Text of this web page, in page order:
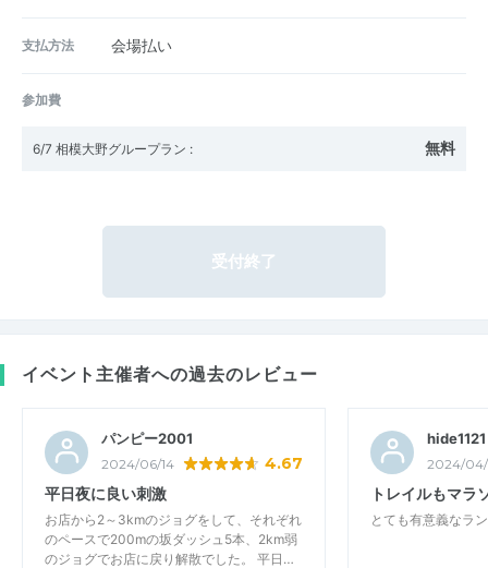
支払方法 会場払い
参加費
6/7 相模大野グループラン : 無料
受付終了
イベント主催者への過去のレビュー
パンピー2001
2024/06/14 4.67
平日夜に良い刺激
お店から2～3kmのジョグをして、それぞれ
のペースで200mの坂ダッシュ5本、2km弱
のジョグでお店に戻り解散でした。 平日…
hide1121
2024/
トレイルもマラ
とても有意義なラ